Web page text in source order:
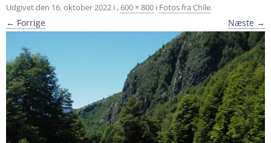
Udgivet den 16. oktober 2022 i ,600 × 800 i Fotos fra Chile.
← Forrige Næste →